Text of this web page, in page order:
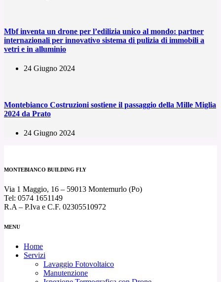
Mbf inventa un drone per l’edilizia unico al mondo: partner
internazionali per innovativo sistema di pulizia di immobili a
vetri e in alluminio
24 Giugno 2024
Montebianco Costruzioni sostiene il passaggio della Mille Miglia
2024 da Prato
24 Giugno 2024
MONTEBIANCO BUILDING FLY
Via 1 Maggio, 16 – 59013 Montemurlo (Po)
Tel: 0574 1651149
R.A – P.Iva e C.F. 02305510972
MENU
Home
Servizi
Lavaggio Fotovoltaico
Manutenzione